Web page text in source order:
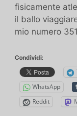
fisicamente
il ballo
mio numero
Condividi:
WhatsApp
Reddit